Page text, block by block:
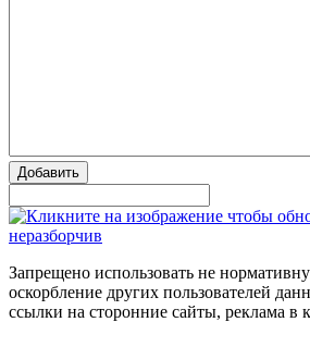
Добавить
Запрещено использовать не
оскорбление других пользователей
ссылки на сторонние сайты, реклама в